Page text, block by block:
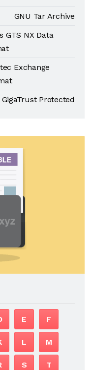
GNU Tar Archive
GTS NX Data
Exchange
GigaTrust Protected
E F
L M
S T